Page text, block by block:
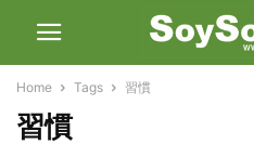
Home Tags 習慣
習慣